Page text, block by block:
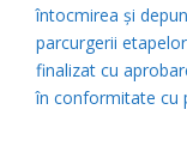
întocmirea și
parcurgerii
finalizat cu
în conformitate cu